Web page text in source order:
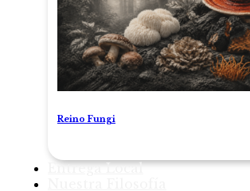
Reino Fungi
Entrega Local